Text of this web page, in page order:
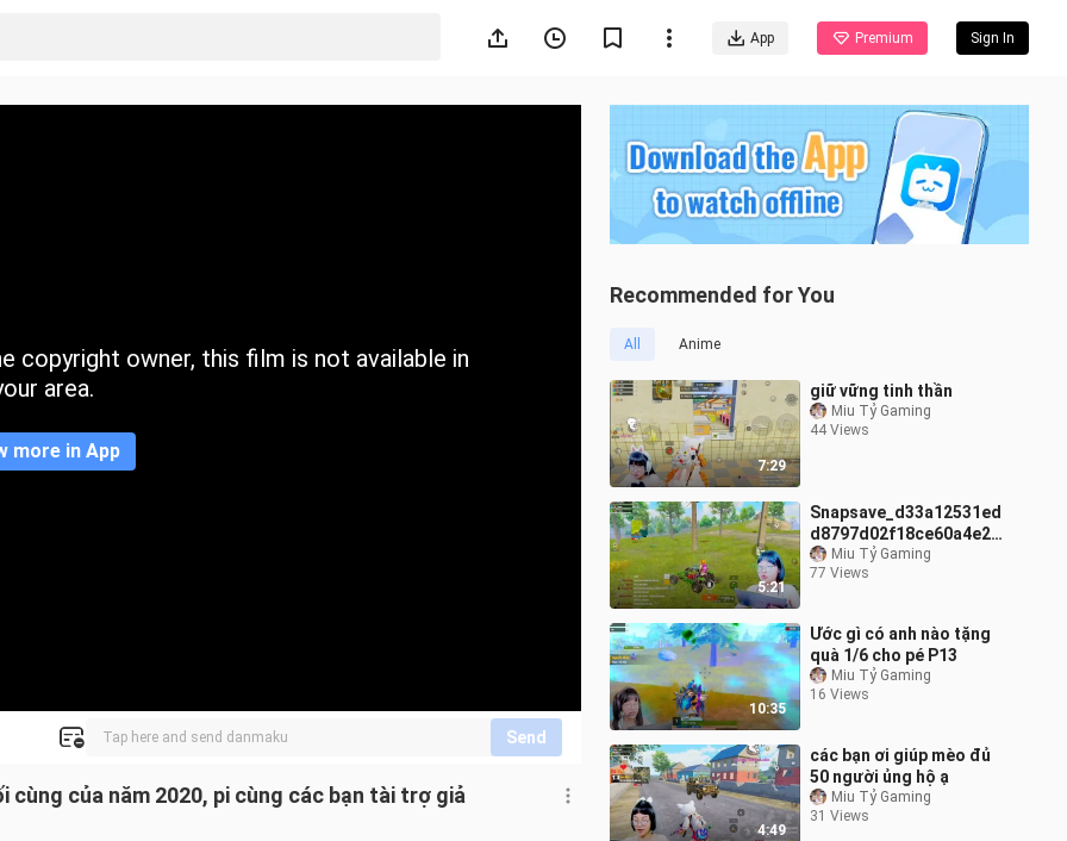
App Premium Sign In
copyright owner, this film is not available in
area.
more in App
Send
của năm 2020, pi cùng các bạn tài trợ giả
Recommended for You
All Anime
7:29
giữ vững tinh thần
Miu Tỷ Gaming
44 Views
5:21
Snapsave_d33a12531ed
d8797d02f18ce60a4e28a
_720p_edit17
Miu Tỷ Gaming
77 Views
10:35
Ước gì có anh nào tặng
quà 1/6 cho pé P13
Miu Tỷ Gaming
16 Views
4:49
các bạn ơi giúp mèo đủ
50 người ủng hộ ạ
Miu Tỷ Gaming
31 Views